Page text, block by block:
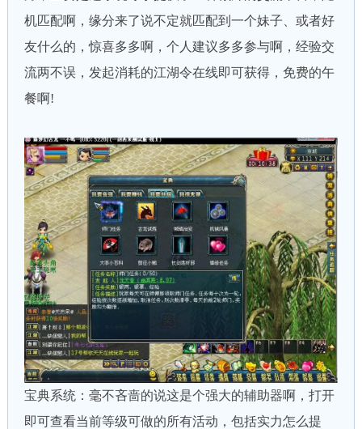
机匹配啊，缘分来了说不定就匹配到一个妹子、或者好
友什么的，惊喜多多啊，个人建议多多参与啊，经验交
流两不误，发起消耗的江湖令在线即可获得，免费的午
餐啊!
宝典系统：毫不吝啬的说这是个强大的辅助器啊，打开
即可查看当前等级可做的所有活动，包括实力怎么提